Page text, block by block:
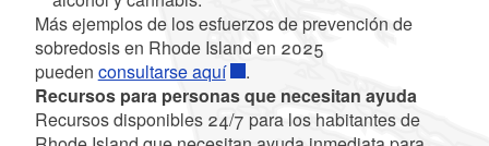
Más ejemplos de los esfuerzos de prevención de
sobredosis en Rhode Island en 2025
pueden consultarse aquí
.
Recursos para personas que necesitan ayuda
Recursos disponibles 24/7 para los habitantes de